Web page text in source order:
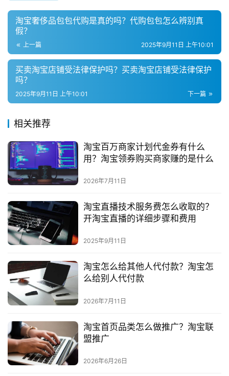
货
引
流
推
广
域
群
问
社
区
淘宝奢侈品包包代购是真的吗？代购包包怎么辨别真
假？
上一篇 2025年9月11日 上午10:01
买卖淘宝店铺受法律保护吗？买卖淘宝店铺受法律保护
吗？
下一篇
2025年9月11日 上午10:01
相关推荐
淘宝百万商家计划代金券有什么
用？淘宝领券购买商家赚的是什么
2026年7月11日
淘宝直播技术服务费怎么收取的？
开淘宝直播的详细步骤和费用
2025年9月11日
淘宝怎么给其他人代付款？淘宝怎
么给别人代付款
2026年7月11日
淘宝首页品类怎么做推广？淘宝联
盟推广
2026年6月26日